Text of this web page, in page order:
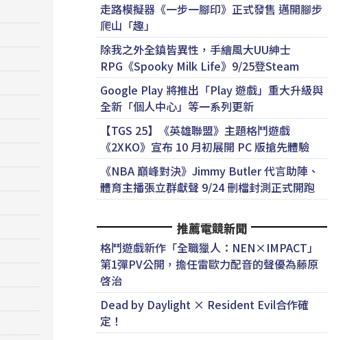
走路模擬器《一步一腳印》正式發售 邁開腳步
爬山「趣」
除我之外全鎮皆異性，手繪風大UU紳士
RPG《Spooky Milk Life》9/25登Steam
Google Play 將推出「Play 遊戲」重大升級與
全新「個人中心」等一系列更新
【TGS 25】《英雄聯盟》主題格鬥遊戲
《2XKO》宣布 10 月初展開 PC 版搶先體驗
《NBA 巔峰對決》Jimmy Butler 代言助陣、
體育主播張立群獻聲 9/24 刪檔封測正式開跑
推薦電競新聞
格鬥遊戲新作「全職獵人：NEN×IMPACT」
第1彈PV公開，擔任雷歐力配音的聲優為藤原
啓治
Dead by Daylight × Resident Evil合作確
定！